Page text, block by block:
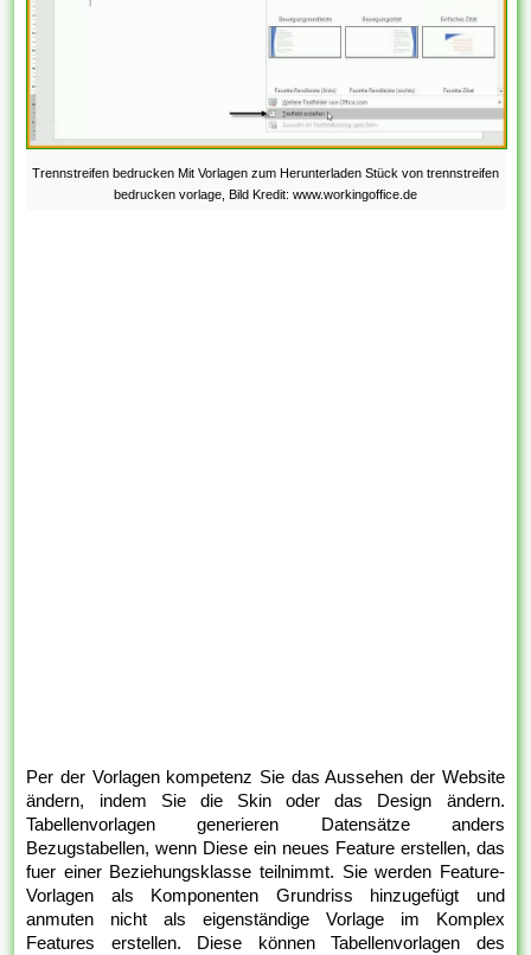
Trennstreifen bedrucken Mit Vorlagen zum Herunterladen Stück von trennstreifen
bedrucken vorlage, Bild Kredit: www.workingoffice.de
Per der Vorlagen kompetenz Sie das Aussehen der Website
ändern, indem Sie die Skin oder das Design ändern.
Tabellenvorlagen generieren Datensätze anders
Bezugstabellen, wenn Diese ein neues Feature erstellen, das
fuer einer Beziehungsklasse teilnimmt. Sie werden Feature-
Vorlagen als Komponenten Grundriss hinzugefügt und
anmuten nicht als eigenständige Vorlage im Komplex
Features erstellen. Diese können Tabellenvorlagen des